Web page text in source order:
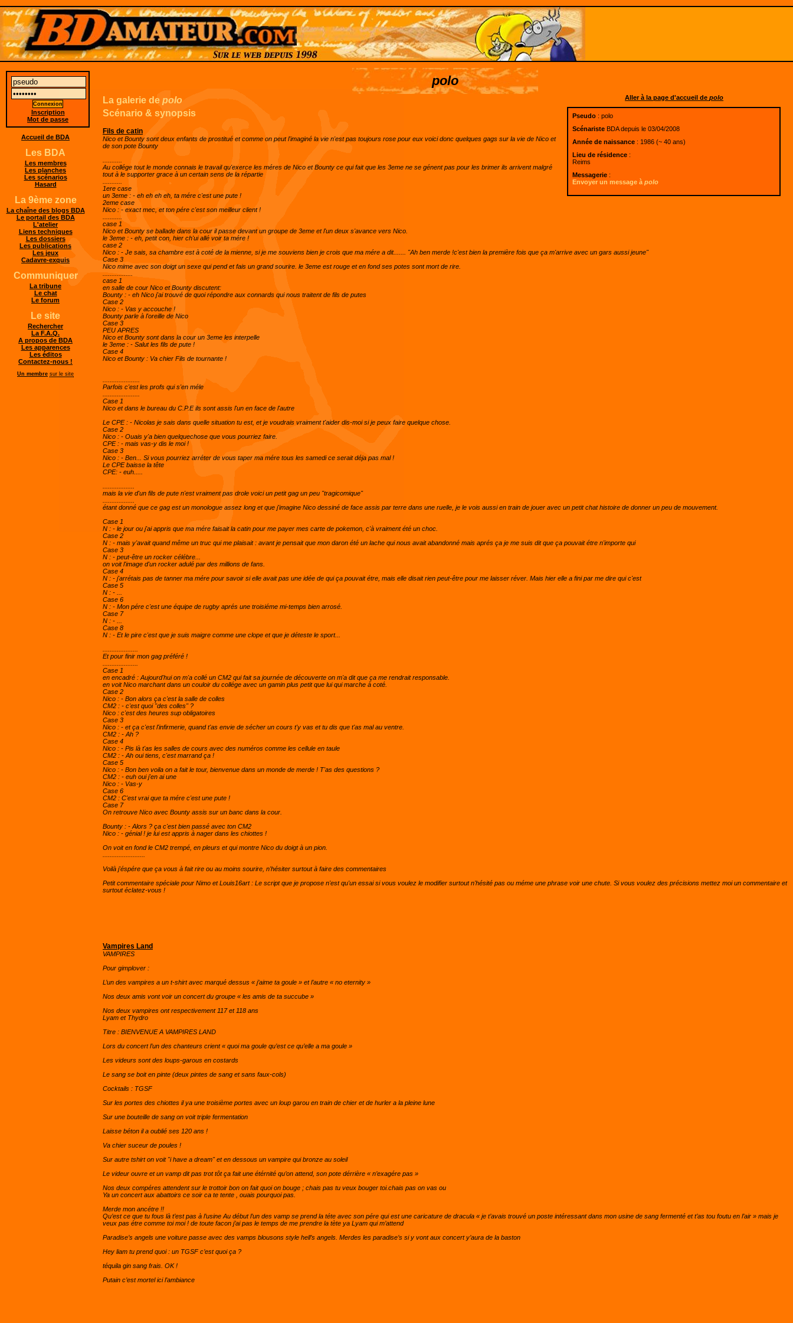
polo
Aller à la page d'accueil depolo
Pseudo: polo
ScénaristeBDA depuis le 03/04/2008
Année de naissance: 1986 (~ 40 ans)
Lieu de résidence:
Reims
Messagerie:
Envoyer un message à polo
La galerie de polo
Scénario & synopsis
Fils de catin
Nico et Bounty sont deux enfants de prostitué et comme on peut l'imaginé la vie n'est pas toujours rose pour eux voici donc quelques gags sur la vie de Nico et
de son pote Bounty
Au collége tout le monde connais le travail qu'exerce les méres de Nico et Bounty ce qui fait que les 3eme ne se génent pas pour les brimer ils arrivent malgré
tout à le supporter grace à un certain sens de la répartie
1ere case
un 3eme : - eh eh eh eh, ta mére c'est une pute !
2eme case
Nico : - exact mec, et ton pére c'est son meilleur client !
case 1
Nico et Bounty se ballade dans la cour il passe devant un groupe de 3eme et l'un deux s'avance vers Nico.
le 3eme : - eh, petit con, hier ch'ui allé voir ta mére !
case 2
Nico : - Je sais, sa chambre est à coté de la mienne, si je me souviens bien je crois que ma mére a dit....... "Ah ben merde !c'est bien la première fois que ça m'arrive avec un gars aussi jeune"
Case 3
Nico mime avec son doigt un sexe qui pend et fais un grand sourire. le 3eme est rouge et en fond ses potes sont mort de rire.
case 1
en salle de cour Nico et Bounty discutent:
Bounty : - eh Nico j'ai trouvé de quoi répondre aux connards qui nous traitent de fils de putes
Case 2
Nico : - Vas y accouche !
Bounty parle à l'oreille de Nico
Case 3
PEU APRES
Nico et Bounty sont dans la cour un 3eme les interpelle
le 3eme : - Salut les fils de pute !
Case 4
Nico et Bounty : Va chier Fils de tournante !
Parfois c'est les profs qui s'en méle
Case 1
Nico et dans le bureau du C.P.E ils sont assis l'un en face de l'autre
Le CPE : - Nicolas je sais dans quelle situation tu est, et je voudrais vraiment t'aider dis-moi si je peux faire quelque chose.
Case 2
Nico : - Ouais y'a bien quelquechose que vous pourriez faire.
CPE : - mais vas-y dis le moi !
Case 3
Nico : - Ben... Si vous pourriez arréter de vous taper ma mére tous les samedi ce serait déja pas mal !
Le CPE baisse la tête
CPE: - euh.....
mais la vie d'un fils de pute n'est vraiment pas drole voici un petit gag un peu "tragicomique"
étant donné que ce gag est un monologue assez long et que j'imagine Nico dessiné de face assis par terre dans une ruelle, je le vois aussi en train de jouer avec un petit chat histoire de donner un peu de mouvement.
Case 1
N : - le jour ou j'ai appris que ma mére faisait la catin pour me payer mes carte de pokemon, c'à vraiment été un choc.
Case 2
N : - mais y'avait quand même un truc qui me plaisait : avant je pensait que mon daron été un lache qui nous avait abandonné mais aprés ça je me suis dit que ça pouvait étre n'importe qui
Case 3
N : - peut-être un rocker célébre...
on voit l'image d'un rocker adulé par des millions de fans.
Case 4
N : - j'arrétais pas de tanner ma mére pour savoir si elle avait pas une idée de qui ça pouvait étre, mais elle disait rien peut-être pour me laisser réver. Mais hier elle a fini par me dire qui c'est
Case 5
N : - ...
Case 6
N : - Mon pére c'est une équipe de rugby aprés une troisiéme mi-temps bien arrosé.
Case 7
N : - ...
Case 8
N : - Et le pire c'est que je suis maigre comme une clope et que je déteste le sport...
Et pour finir mon gag préféré !
Case 1
en encadré : Aujourd'hui on m'a collé un CM2 qui fait sa journée de découverte on m'a dit que ça me rendrait responsable.
en voit Nico marchant dans un couloir du collége avec un gamin plus petit que lui qui marche à coté.
Case 2
Nico : - Bon alors ça c'est la salle de colles
CM2 : - c'est quoi "des colles" ?
Nico : c'est des heures sup obligatoires
Case 3
Nico : - et ça c'est l'infirmerie, quand t'as envie de sécher un cours t'y vas et tu dis que t'as mal au ventre.
CM2 : - Ah ?
Case 4
Nico : - Pis là t'as les salles de cours avec des numéros comme les cellule en taule
CM2 : - Ah oui tiens, c'est marrand ça !
Case 5
Nico : - Bon ben voila on a fait le tour, bienvenue dans un monde de merde ! T'as des questions ?
CM2 : - euh oui j'en ai une
Nico : - Vas-y
Case 6
CM2 : C'est vrai que ta mére c'est une pute !
Case 7
On retrouve Nico avec Bounty assis sur un banc dans la cour.
Bounty : - Alors ? ça c'est bien passé avec ton CM2
Nico : - génial ! je lui est appris à nager dans les chiottes !
On voit en fond le CM2 trempé, en pleurs et qui montre Nico du doigt à un pion.
Voilà j'éspére que ça vous à fait rire ou au moins sourire, n'hésiter surtout à faire des commentaires
Petit commentaire spéciale pour Nimo et Louis16art : Le script que je propose n'est qu'un essai si vous voulez le modifier surtout n'hésité pas ou méme une phrase voir une chute. Si vous voulez des précisions mettez moi un commentaire et
surtout éclatez-vous !
Vampires Land
VAMPIRES
Pour gimplover :
L’un des vampires a un t-shirt avec marqué dessus « j’aime ta goule » et l’autre « no eternity »
Nos deux amis vont voir un concert du groupe « les amis de ta succube »
Nos deux vampires ont respectivement 117 et 118 ans
Lyam et Thydro
Titre : BIENVENUE A VAMPIRES LAND
Lors du concert l’un des chanteurs crient « quoi ma goule qu’est ce qu’elle a ma goule »
Les videurs sont des loups-garous en costards
Le sang se boit en pinte (deux pintes de sang et sans faux-cols)
Cocktails : TGSF
Sur les portes des chiottes il ya une troisième portes avec un loup garou en train de chier et de hurler a la pleine lune
Sur une bouteille de sang on voit triple fermentation
Laisse béton il a oublié ses 120 ans !
Va chier suceur de poules !
Sur autre tshirt on voit "i have a dream" et en dessous un vampire qui bronze au soleil
Le videur ouvre et un vamp dit pas trot tôt ça fait une étérnité qu’on attend, son pote dérrière « n’exagére pas »
Nos deux compéres attendent sur le trottoir bon on fait quoi on bouge ; chais pas tu veux bouger toi.chais pas on vas ou
Ya un concert aux abattoirs ce soir ca te tente , ouais pourquoi pas.
Merde mon ancétre !!
Qu’est ce que tu fous là t’est pas à l’usine Au début l’un des vamp se prend la téte avec son pére qui est une caricature de dracula « je t’avais trouvé un poste intéressant dans mon usine de sang fermenté et t’as tou foutu en l’air » mais je
veux pas étre comme toi moi ! de toute facon j’ai pas le temps de me prendre la tète ya Lyam qui m’attend
Paradise’s angels une voiture passe avec des vamps blousons style hell’s angels. Merdes les paradise’s si y vont aux concert y’aura de la baston
Hey liam tu prend quoi : un TGSF c’est quoi ça ?
téquila gin sang frais. OK !
Putain c’est mortel ici l’ambiance
Inscription
Mot de passe
Accueil de BDA
Les BDA
Les membres
Les planches
Les scénarios
Hasard
La 9ème zone
La chaîne des blogs BDA
Le portail des BDA
L'atelier
Liens techniques
Les dossiers
Les publications
Les jeux
Cadavre-exquis
Communiquer
La tribune
Le chat
Le forum
Le site
Rechercher
La F.A.Q.
A propos de BDA
Les apparences
Les éditos
Contactez-nous !
Un membre sur le site